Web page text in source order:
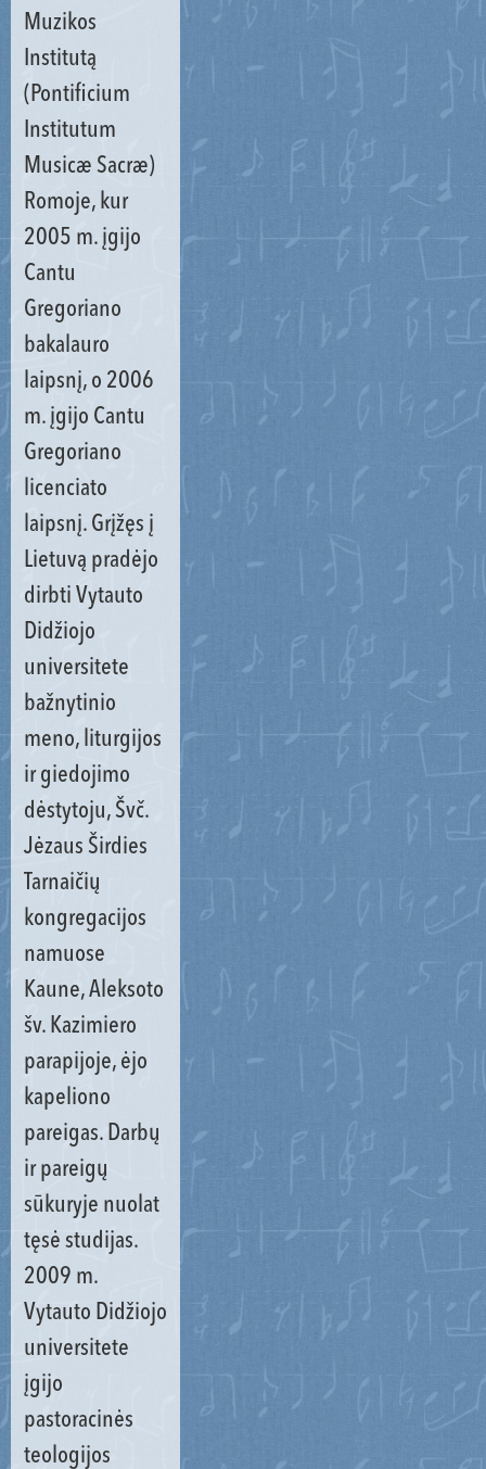
Muzikos
Institutą
(Pontificium
Institutum
Musicæ Sacræ)
Romoje, kur
2005 m. įgijo
Cantu
Gregoriano
bakalauro
laipsnį, o 2006
m. įgijo Cantu
Gregoriano
licenciato
laipsnį. Grįžęs į
Lietuvą pradėjo
dirbti Vytauto
Didžiojo
universitete
bažnytinio
meno, liturgijos
ir giedojimo
dėstytoju, Švč.
Jėzaus Širdies
Tarnaičių
kongregacijos
namuose
Kaune, Aleksoto
šv. Kazimiero
parapijoje, ėjo
kapeliono
pareigas. Darbų
ir pareigų
sūkuryje nuolat
tęsė studijas.
2009 m.
Vytauto Didžiojo
universitete
įgijo
pastoracinės
teologijos